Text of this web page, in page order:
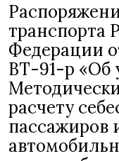
транспорта
Федерации
ВТ-91-р «Об
расчету
пассажиров